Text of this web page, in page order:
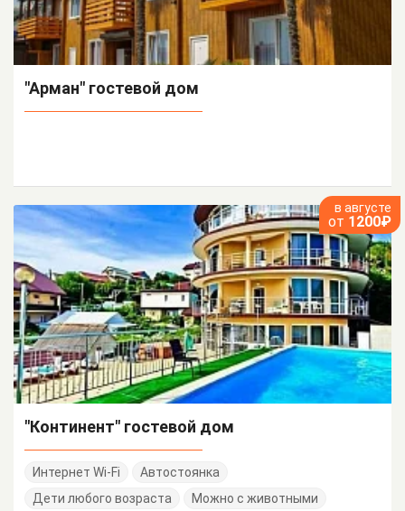
"Арман" гостевой дом
в августе
от 1200₽
"Континент" гостевой дом
Интернет Wi-Fi
Автостоянка
Дети любого возраста
Можно с животными